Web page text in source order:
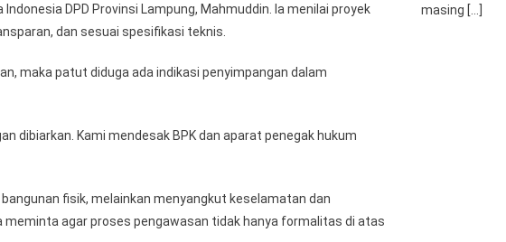
DPD Provinsi Lampung, Mahmuddin. Ia menilai proyek
dan sesuai spesifikasi teknis.
maka patut diduga ada indikasi penyimpangan dalam
dibiarkan. Kami mendesak BPK dan aparat penegak hukum
fisik, melainkan menyangkut keselamatan dan
agar proses pengawasan tidak hanya formalitas di atas
masing […]